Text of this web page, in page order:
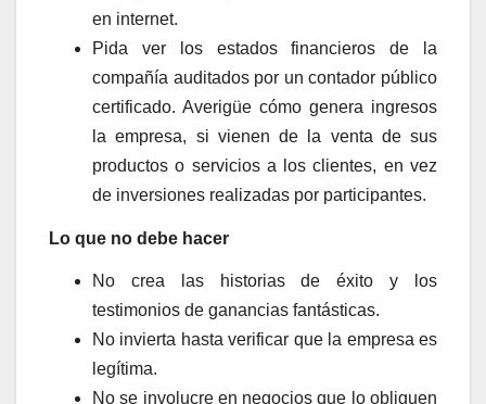
en internet.
Pida ver los estados financieros de la
compañía auditados por un contador público
certificado. Averigüe cómo genera ingresos
la empresa, si vienen de la venta de sus
productos o servicios a los clientes, en vez
de inversiones realizadas por participantes.
Lo que no debe hacer
No crea las historias de éxito y los
testimonios de ganancias fantásticas.
No invierta hasta verificar que la empresa es
legítima.
No se involucre en negocios que lo obliguen